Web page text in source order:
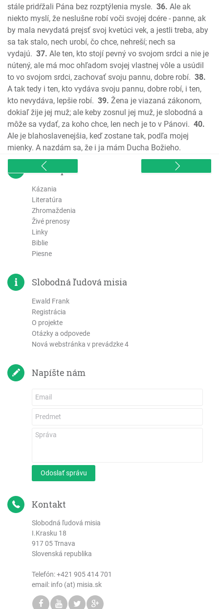
stále pridŕžali Pána bez rozptýlenia mysle. 36. Ale ak
niekto myslí, že neslušne robí voči svojej dcére - panne, ak
by mala nevydatá prejsť svoj kvetúci vek, a jestli treba, aby
sa tak stalo, nech urobí, čo chce, nehreší; nech sa
vydajú. 37. Ale ten, kto stojí pevný vo svojom srdci a nie je
nútený, ale má moc ohľadom svojej vlastnej vôle a usúdil
to vo svojom srdci, zachovať svoju pannu, dobre robí. 38.
A tak tedy i ten, kto vydáva svoju pannu, dobre robí, i ten,
kto nevydáva, lepšie robí. 39. Žena je viazaná zákonom,
dokiaľ žije jej muž; ale keby zosnul jej muž, je slobodná a
môže sa vydať, za koho chce, len nech je to v Pánovi. 40.
Ale je blahoslavenejšia, keď zostane tak, podľa mojej
mienky. A nazdám sa, že i ja mám Ducha Božieho.
sitemap
Kázania
Literatúra
Zhromaždenia
Živé prenosy
Linky
Biblie
Piesne
Slobodná ľudová misia
Ewald Frank
Registrácia
O projekte
Otázky a odpovede
Nová webstránka v prevádzke 4
Napíšte nám
Odoslať správu
Kontakt
Slobodná ľudová misia
I.Krasku 18
917 05 Trnava
Slovenská republika
Telefón:+421 905 414 701
email: info (at) misia.sk